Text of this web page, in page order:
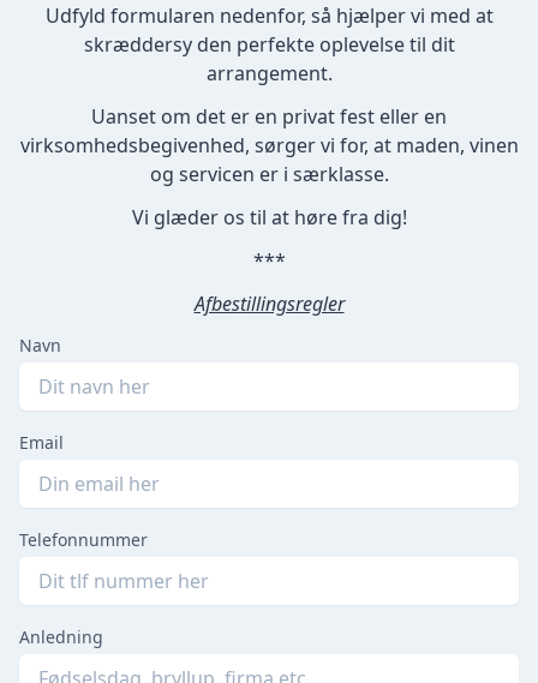
Udfyld formularen nedenfor, så hjælper vi med at
skræddersy den perfekte oplevelse til dit
arrangement.
Uanset om det er en privat fest eller en
virksomhedsbegivenhed, sørger vi for, at maden, vinen
og servicen er i særklasse.
Vi glæder os til at høre fra dig!
***
Afbestillingsregler
Navn
Email
Telefonnummer
Anledning